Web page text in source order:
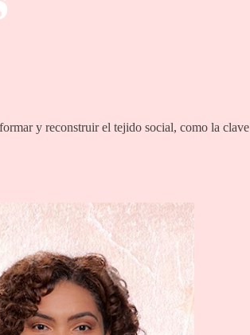
y reconstruir el tejido social, como la clave